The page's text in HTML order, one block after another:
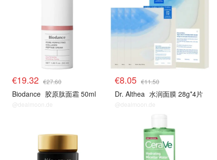
€19.32 €27.60
Biodance 胶原肽面霜 50ml
@dealmoon.de
€8.05 €11.50
Dr. Althea 水润面膜 28g*4片
@dealmoon.de